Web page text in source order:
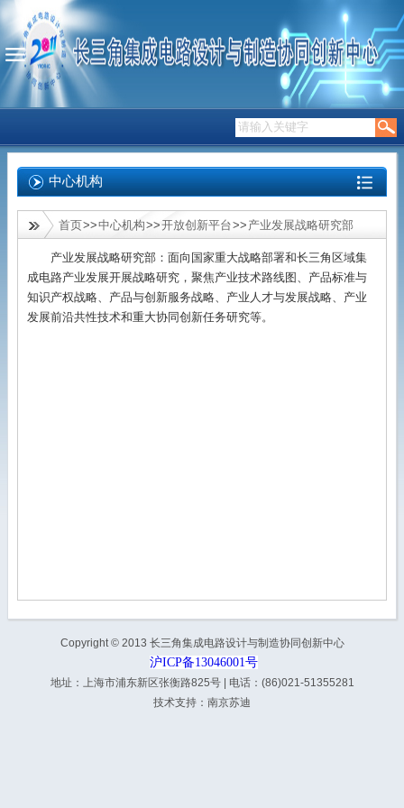
中心机构
首页>>中心机构>>开放创新平台>> 产业发展战略研究部
产业发展战略研究部：面向国家重大战略部署和长三角区域集
成电路产业发展开展战略研究，聚焦产业技术路线图、产品标准与
知识产权战略、产品与创新服务战略、产业人才与发展战略、产业
发展前沿共性技术和重大协同创新任务研究等。
Copyright © 2013 长三角集成电路设计与制造协同创新中心
沪ICP备13046001号
地址：上海市浦东新区张衡路825号 | 电话：(86)021-51355281
技术支持： 南京苏迪